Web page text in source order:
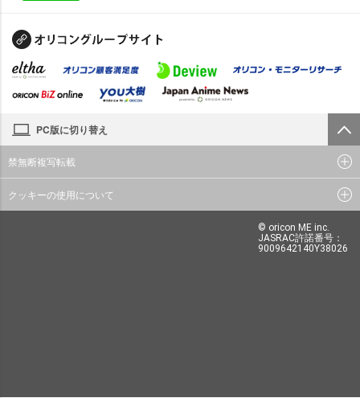
PC版に切り替え
禁無断複写転載
クッキーの使用について
© oricon ME inc.
JASRAC許諾番号：
9009642140Y38026